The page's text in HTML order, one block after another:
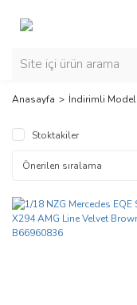
Anasayfa İndirimli
Stoktakiler